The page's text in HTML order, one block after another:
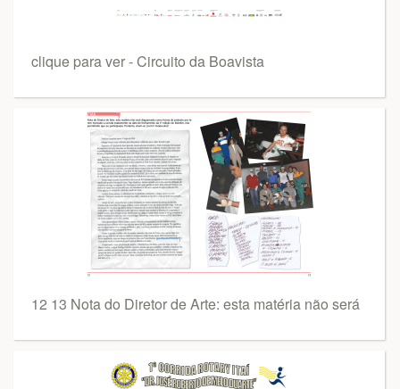
clique para ver - Circuito da Boavista
12 13 Nota do Diretor de Arte: esta matéria não será